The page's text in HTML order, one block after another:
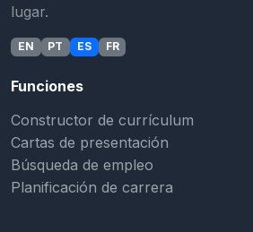
lugar.
EN PT ES FR
Funciones
Constructor de currículum
Cartas de presentación
Búsqueda de empleo
Planificación de carrera